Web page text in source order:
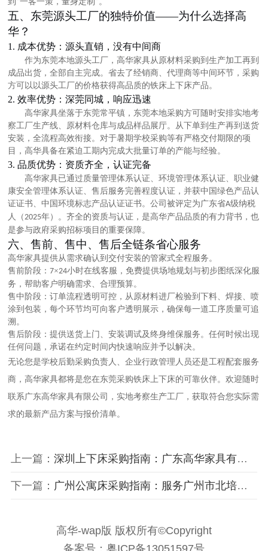
五、东莞源头工厂的独特价值——为什么选择高
华？
1. 成本优势：源头直销，没有中间商
作为东莞本地源头工厂，高华家具从原材料采购到生产加工再到
成品出货，全部自主完成。省去了经销商、代理商等中间环节，采购
方可以以源头工厂的价格获得高品质的铁床上下床产品。
2. 效率优势：深莞同城，响应迅速
高华家具坐落于东莞常平镇，东莞本地采购方可随时安排实地考
察工厂生产线、原材料仓库与成品样品展厅。从下单到生产再到送货
安装，全流程高效衔接。对于暑期学校采购等有严格交付期限的项
目，高华具备在紧迫工期内完成大批量订单的产能与经验。
3. 品质优势：资质齐全，认证完备
高华家具已通过质量管理体系认证、环境管理体系认证、职业健
康安全管理体系认证、售后服务完善程度认证 ，并获中国绿色产品认
证证书、中国环境标志产品认证证书。公司被评定为广东省A级纳税
人（2025年）。齐全的资质与认证，是高华产品品质的有力背书，也
是参与政府采购招标项目的重要保障。
六、售前、售中、售后全链条省心服务
高华家具提供从需求确认到交付安装的管家式全程服务。
售前阶段：7×24小时在线客服，免费提供场地规划与初步图纸深化服
务，帮助客户明确需求、合理预算。
售中阶段：订单流程透明可控，从原材料进厂检验到下料、焊接、喷
涂到包装，每个环节均可向客户透明展示，确保每一道工序质量可追
溯。
售后阶段 ：提供送货上门、安装调试及终身维保服务。任何时候出现
任何问题，承诺在约定时间内快速响应并予以解决。
无论您是学校后勤采购负责人、企业行政管理人员还是工程配套服务
商，高华家具都将是您在东莞采购铁床上下床的可靠伙伴。欢迎随时
联系广东高华家具有限公司
，实地考察生产工厂，获取符合您实际需
求的最新产品方案与报价清单。
上一篇： 深圳上下床采购指南：广东高华家具有限公司——深莞同城、专注垂直空间利用的宿舍上下床源头厂家
下一篇： 广州公寓床采购指南：服务广州市北培高级中学等全寄宿制学校的公寓床源头厂家
高华-wap版 版权所有©Copyright